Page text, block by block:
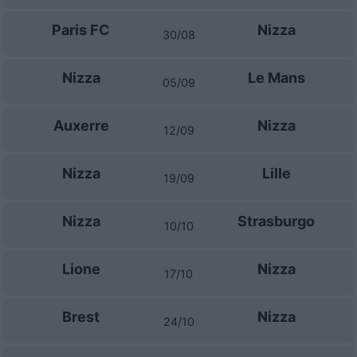
Paris FC 30/08 Nizza
Nizza 05/09 Le Mans
Auxerre 12/09 Nizza
Nizza 19/09 Lille
Nizza 10/10 Strasburgo
Lione 17/10 Nizza
Brest 24/10 Nizza